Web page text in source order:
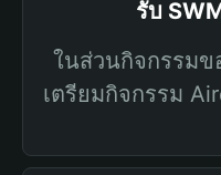
รับ
ในส่วนกิจกรรมข
เตรียมกิจกรรม